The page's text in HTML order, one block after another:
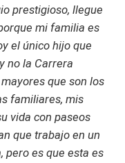
prestigioso, llegue
mi familia es
el único hijo que
no la Carrera
que son los
familiares, mis
vida con paseos
que trabajo en un
pero es que esta es